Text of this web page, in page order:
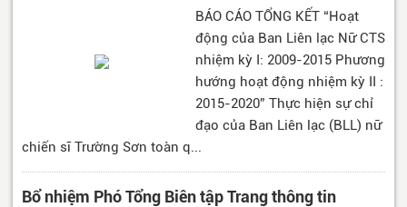
BÁO CÁO TỔNG KẾT “Hoạt
động của Ban Liên lạc Nữ CTS
nhiệm kỳ I: 2009-2015 Phương
hướng hoạt động nhiệm kỳ II :
2015-2020” Thực hiện sự chỉ
đạo của Ban Liên lạc (BLL) nữ
chiến sĩ Trường Sơn toàn q...
Bổ nhiệm Phó Tổng Biên tập Trang thông tin